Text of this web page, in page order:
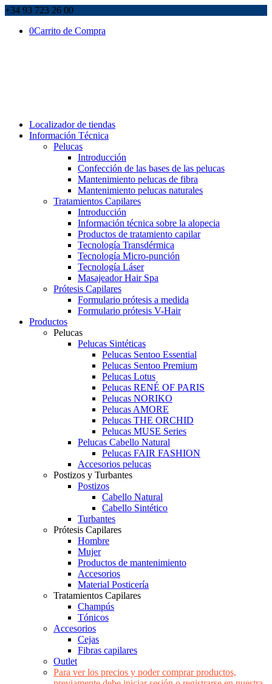
+34 93 723 26 00
0Carrito de Compra
Localizador de tiendas
Información Técnica
Pelucas
Introducción
Confección de las bases de las pelucas
Mantenimiento pelucas de fibra
Mantenimiento pelucas naturales
Tratamientos Capilares
Introducción
Información técnica sobre la alopecia
Productos de tratamiento capilar
Tecnología Transdérmica
Tecnología Micro-punción
Tecnología Láser
Masajeador Hair Spa
Prótesis Capilares
Formulario prótesis a medida
Formulario prótesis V-Hair
Productos
Pelucas
Pelucas Sintéticas
Pelucas Sentoo Essential
Pelucas Sentoo Premium
Pelucas Lotus
Pelucas RENÉ OF PARIS
Pelucas NORIKO
Pelucas AMORE
Pelucas THE ORCHID
Pelucas MUSE Series
Pelucas Cabello Natural
Pelucas FAIR FASHION
Accesorios pelucas
Postizos y Turbantes
Postizos
Cabello Natural
Cabello Sintético
Turbantes
Prótesis Capilares
Hombre
Mujer
Productos de mantenimiento
Accesorios
Material Posticería
Tratamientos Capilares
Champús
Tónicos
Accesorios
Cejas
Fibras capilares
Outlet
Para ver los precios y poder comprar productos,